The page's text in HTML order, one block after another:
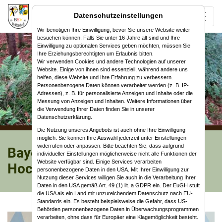
Bayerische Meisterschaft Halle
Hochbrück 2024
Datenschutzeinstellungen
Wir benötigen Ihre Einwilligung, bevor Sie unsere Website weiter
besuchen können. Falls Sie unter 16 Jahre alt sind und Ihre
Einwilligung zu optionalen Services geben möchten, müssen Sie
Ihre Erziehungsberechtigten um Erlaubnis bitten.
Wir verwenden Cookies und andere Technologien auf unserer
Website. Einige von ihnen sind essenziell, während andere uns
helfen, diese Website und Ihre Erfahrung zu verbessern.
Personenbezogene Daten können verarbeitet werden (z. B. IP-
Adressen), z. B. für personalisierte Anzeigen und Inhalte oder die
Messung von Anzeigen und Inhalten. Weitere Informationen über
die Verwendung Ihrer Daten finden Sie in unserer
Datenschutzerklärung.
Die Nutzung unseres Angebots ist auch ohne Ihre Einwilligung
möglich. Sie können Ihre Auswahl jederzeit unter Einstellungen
widerrufen oder anpassen. Bitte beachten Sie, dass aufgrund
individueller Einstellungen möglicherweise nicht alle Funktionen der
Website verfügbar sind. Einige Services verarbeiten
personenbezogene Daten in den USA. Mit Ihrer Einwilligung zur
Nutzung dieser Services willigen Sie auch in die Verarbeitung Ihrer
Daten in den USA gemäß Art. 49 (1) lit. a GDPR ein. Der EuGH stuft
die USA als ein Land mit unzureichendem Datenschutz nach EU-
Standards ein. Es besteht beispielsweise die Gefahr, dass US-
Behörden personenbezogene Daten in Überwachungsprogrammen
verarbeiten, ohne dass für Europäer eine Klagemöglichkeit besteht.